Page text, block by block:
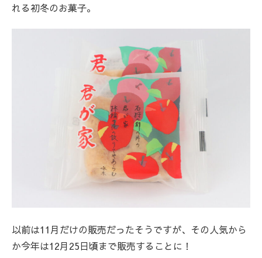
れる初冬のお菓子。
以前は11月だけの販売だったそうですが、その人気から
か今年は12月25日頃まで販売することに！